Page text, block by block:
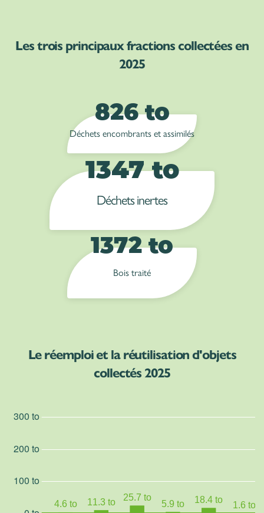
Les trois principaux fractions collectées en
2025
826 to
Déchets encombrants et assimilés
1347 to
Déchets inertes
1372 to
Bois traité
Le réemploi et la réutilisation d'objets
collectés 2025